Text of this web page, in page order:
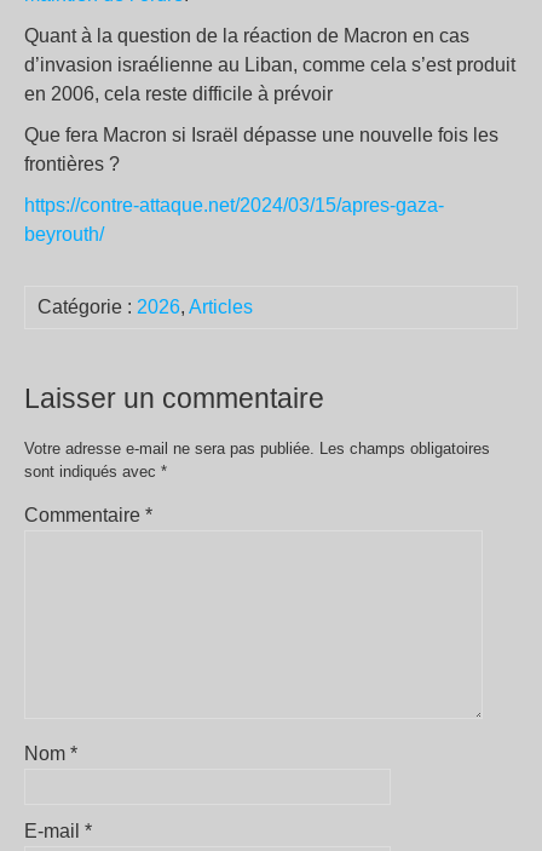
Quant à la question de la réaction de Macron en cas
d’invasion israélienne au Liban, comme cela s’est produit
en 2006, cela reste difficile à prévoir
Que fera Macron si Israël dépasse une nouvelle fois les
frontières ?
https://contre-attaque.net/2024/03/15/apres-gaza-
beyrouth/
Catégorie : 2026, Articles
Laisser un commentaire
Votre adresse e-mail ne sera pas publiée. Les champs obligatoires
sont indiqués avec *
Commentaire *
Nom *
E-mail *